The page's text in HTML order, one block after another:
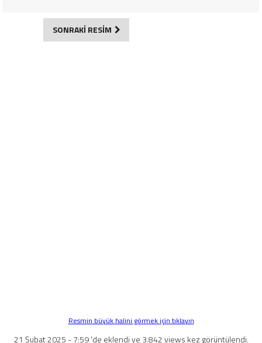
SONRAKİ RESİM
Resmin büyük halini görmek için tıklayın
21 Şubat 2025 - 7:59 'de eklendi ve 3.842 views kez görüntülendi.